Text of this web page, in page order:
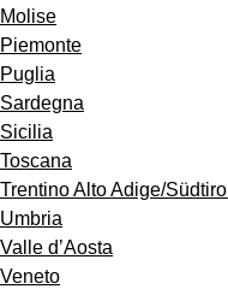
Molise
Piemonte
Puglia
Sardegna
Sicilia
Toscana
Trentino Alto Adige/Südtirol
Umbria
Valle d’Aosta
Veneto